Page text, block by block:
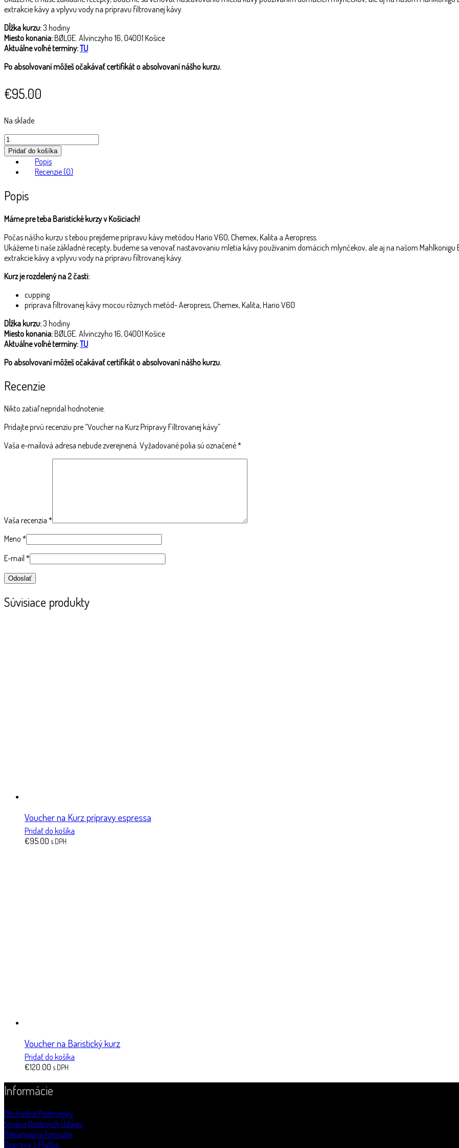
extrakcie kávy a vplyvu vody na prípravu filtrovanej kávy.
Dĺžka kurzu:3 hodiny
Miesto konania:BØLGE. Alvinczyho 16, 04001 Košice
Aktuálne voľné termíny:TU
Po absolvovaní môžeš očakávať certifikát o absolvovaní nášho kurzu.
€95.00
Na sklade
množstvo
Voucher
na
Kurz
Filtrovanej
kávy
Pridať do košíka
Popis
Recenzie (0)
Popis
Máme pre teba Baristické kurzy v Košiciach!
Počas nášho kurzu s tebou prejdeme prípravu kávy metódou Hario V60, Chemex, Kalita a Aeropress.
Ukážeme ti naše základné recepty, budeme sa venovať nastavovaniu mletia kávy používaním domácich mlynčekov, ale aj na našom
extrakcie kávy a vplyvu vody na prípravu filtrovanej kávy.
Kurz je rozdelený na 2 časti:
cupping
príprava filtrovanej kávy mocou rôznych metód- Aeropress, Chemex, Kalita, Hario V60
Dĺžka kurzu:3 hodiny
Miesto konania:BØLGE. Alvinczyho 16, 04001 Košice
Aktuálne voľné termíny:TU
Po absolvovaní môžeš očakávať certifikát o absolvovaní nášho kurzu.
Recenzie
Nikto zatiaľ nepridal hodnotenie.
Pridajte prvú recenziu pre “Voucher na Kurz Prípravy Filtrovanej kávy”
Vaša e-mailová adresa nebude zverejnená. Vyžadované polia sú označené*
Vaša recenzia *
Meno *
E-mail *
Súvisiace produkty
Voucher na Kurz prípravy espressa
Pridať do košíka
€95.00 s DPH
Voucher na Baristický kurz
Pridať do košíka
€120.00 s DPH
Informácie
Obchodné Podmienky
Správa Osobných Údajov
Reklamačný formulár
Doprava a Platba